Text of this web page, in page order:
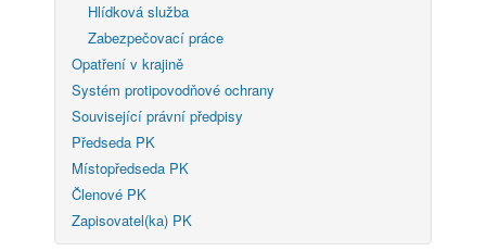
Hlídková služba
Zabezpečovací práce
Opatření v krajině
Systém protipovodňové ochrany
Související právní předpisy
Předseda PK
Místopředseda PK
Členové PK
Zapisovatel(ka) PK